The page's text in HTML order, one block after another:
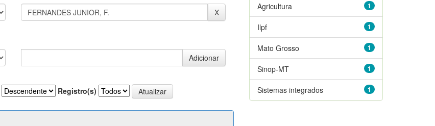
Registro(s)
1
Agricultura
1
Ilpf
1
Mato Grosso
1
Sinop-MT
1
Sistemas integrados